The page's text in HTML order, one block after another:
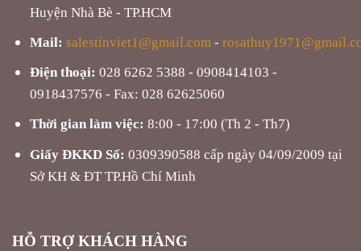
Huyện Nhà Bè - TP.HCM
Mail: salestinviet1@gmail.com -
Điện thoại: 028 6262 5388 - 0908414103 -
0918437576 - Fax: 028 62625060
Thời gian làm việc: 8:00 - 17:00 (Th 2 - Th7)
Giấy ĐKKD Số: 0309390588 cấp ngày 04/09/2009 tại
Sở KH & ĐT TP.Hồ Chí Minh
HỖ TRỢ KHÁCH HÀNG